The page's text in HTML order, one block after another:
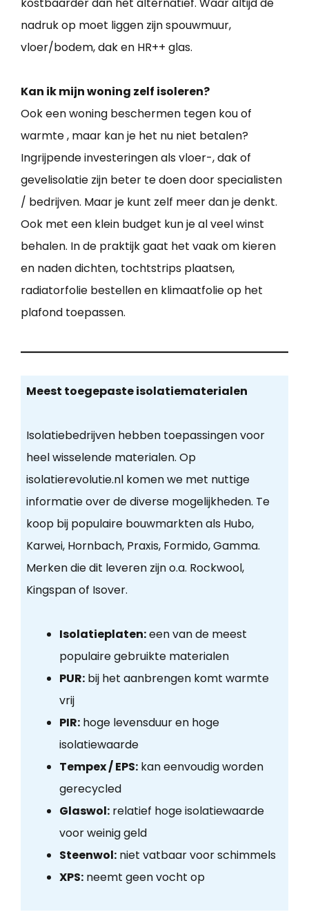
nadruk op moet liggen zijn spouwmuur,
vloer/bodem, dak en HR++ glas.
Kan ik mijn woning zelf isoleren?
Ook een woning beschermen tegen kou of
warmte , maar kan je het nu niet betalen?
Ingrijpende investeringen als vloer-, dak of
gevelisolatie zijn beter te doen door specialisten
/ bedrijven. Maar je kunt zelf meer dan je denkt.
Ook met een klein budget kun je al veel winst
behalen. In de praktijk gaat het vaak om kieren
en naden dichten, tochtstrips plaatsen,
radiatorfolie bestellen en klimaatfolie op het
plafond toepassen.
Meest toegepaste isolatiematerialen
Isolatiebedrijven hebben toepassingen voor
heel wisselende materialen. Op
isolatierevolutie.nl komen we met nuttige
informatie over de diverse mogelijkheden. Te
koop bij populaire bouwmarkten als Hubo,
Karwei, Hornbach, Praxis, Formido, Gamma.
Merken die dit leveren zijn o.a. Rockwool,
Kingspan of Isover.
Isolatieplaten:een van de meest
populaire gebruikte materialen
PUR:bij het aanbrengen komt warmte
vrij
PIR:hoge levensduur en hoge
isolatiewaarde
Tempex / EPS:kan eenvoudig worden
gerecycled
Glaswol:relatief hoge isolatiewaarde
voor weinig geld
Steenwol:niet vatbaar voor schimmels
XPS:neemt geen vocht op